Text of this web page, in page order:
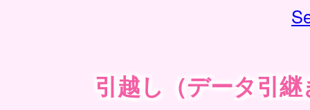
引越し（データ引継